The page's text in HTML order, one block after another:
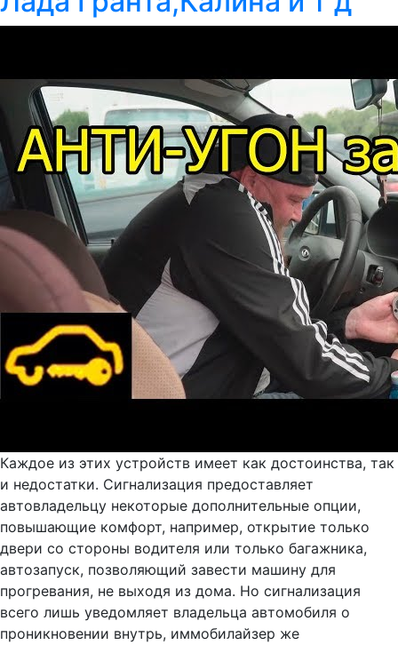
Каждое из этих устройств имеет как достоинства, так
и недостатки. Сигнализация предоставляет
автовладельцу некоторые дополнительные опции,
повышающие комфорт, например, открытие только
двери со стороны водителя или только багажника,
автозапуск, позволяющий завести машину для
прогревания, не выходя из дома. Но сигнализация
всего лишь уведомляет владельца автомобиля о
проникновении внутрь, иммобилайзер же